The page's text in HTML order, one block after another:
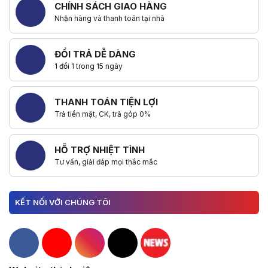
Hữu ích (
CHÍNH SÁCH GIAO HÀNG
Nhận hàng và thanh toán tại nhà
ĐỔI TRẢ DỄ DÀNG
1 đổi 1 trong 15 ngày
THANH TOÁN TIỆN LỢI
Trả tiền mặt, CK, trả góp 0%
HỖ TRỢ NHIỆT TÌNH
Tư vấn, giải đáp mọi thắc mắc
KẾT NỐI VỚI CHÚNG TÔI
Hacom Facebook
Hacom YouTube
Hacom Instagram
Hacom TikTok